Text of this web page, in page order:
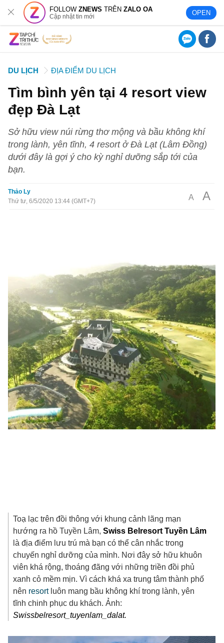
FOLLOWZNEWS TRÊNZALO OA
Cập nhật tin mới OPEN
DU LỊCH ĐỊA ĐIỂM DU LỊCH
Tìm bình yên tại 4 resort view
đẹp Đà Lạt
Sở hữu view núi rừng thơ mộng và bầu không khí
trong lành, yên tĩnh, 4 resort ở Đà Lạt (Lâm Đồng)
dưới đây là gợi ý cho kỳ nghỉ dưỡng sắp tới của
bạn.
Thảo Ly
Thứ tư, 6/5/2020 13:44 (GMT+7)
A A
Toạ lạc trên đồi thông với khung cảnh lãng mạn
hướng ra hồ Tuyền Lâm,Swiss Belresort Tuyền Lâm
là địa điểm lưu trú mà bạn có thể cân nhắc trong
chuyến nghỉ dưỡng của mình. Nơi đây sở hữu khuôn
viên khá rộng, thoáng đãng với những triền đồi phủ
xanh cỏ mềm mịn. Vì cách khá xa trung tâm thành phố
nên resortluôn mang bầu không khí trong lành, yên
tĩnh chinh phục du khách. Ảnh:
Swissbelresort_tuyenlam_dalat.